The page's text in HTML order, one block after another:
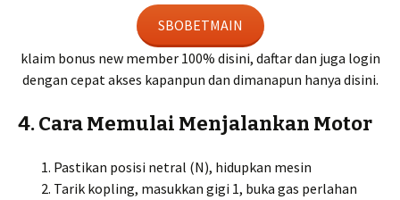
SBOBETMAIN
klaim bonus new member 100% disini, daftar dan juga login
dengan cepat akses kapanpun dan dimanapun hanya disini.
4. Cara Memulai Menjalankan Motor
Pastikan posisi netral (N), hidupkan mesin
Tarik kopling, masukkan gigi 1, buka gas perlahan